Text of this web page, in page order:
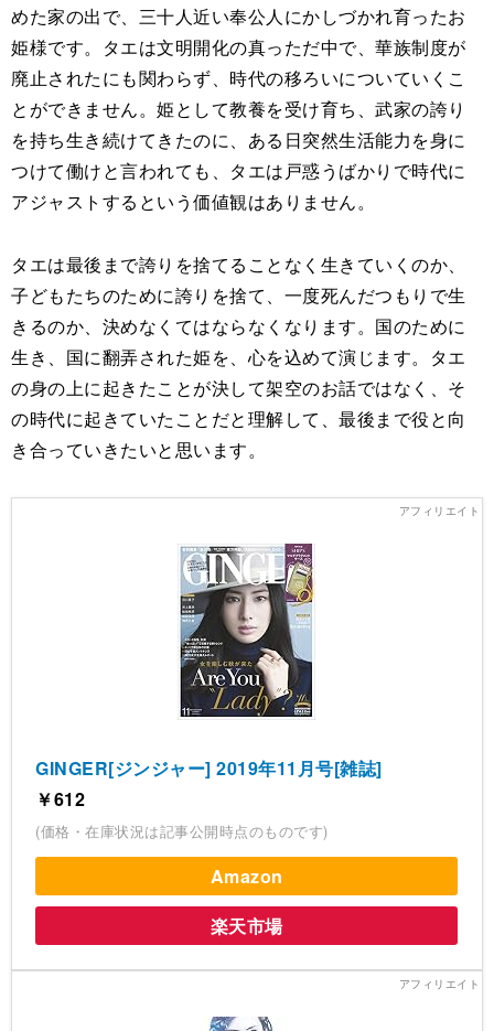
めた家の出で、三十人近い奉公人にかしづかれ育ったお
姫様です。タエは文明開化の真っただ中で、華族制度が
廃止されたにも関わらず、時代の移ろいについていくこ
とができません。姫として教養を受け育ち、武家の誇り
を持ち生き続けてきたのに、ある日突然生活能力を身に
つけて働けと言われても、タエは戸惑うばかりで時代に
アジャストするという価値観はありません。
タエは最後まで誇りを捨てることなく生きていくのか、
子どもたちのために誇りを捨て、一度死んだつもりで生
きるのか、決めなくてはならなくなります。国のために
生き、国に翻弄された姫を、心を込めて演じます。タエ
の身の上に起きたことが決して架空のお話ではなく、そ
の時代に起きていたことだと理解して、最後まで役と向
き合っていきたいと思います。
GINGER[ジンジャー] 2019年11月号[雑誌]
￥612
(価格・在庫状況は記事公開時点のものです)
Amazon
楽天市場